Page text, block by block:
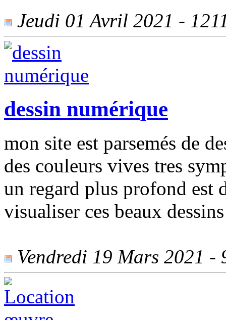
Jeudi 01 Avril 2021 -
dessin numérique
mon site est parsemés de
des couleurs vives tres
un regard plus profond est
visualiser ces beaux
Vendredi 19 Mars 2021 -